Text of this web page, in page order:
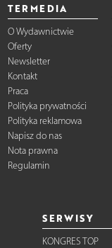
TERMEDIA
O Wydawnictwie
Oferty
Newsletter
Kontakt
Praca
Polityka prywatności
Polityka reklamowa
Napisz do nas
Nota prawna
Regulamin
SERWISY
KONGRES TOP